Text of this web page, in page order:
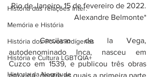
História das relações Inter.
Memória e História
História dos Povos Indígenas
História e Cultura LGBTQIA+
Historia da Negritude
Rio de Janeiro, 15 de fevereiro de 2022.
Alexandre Belmonte*
	Garcilaso de la Vega,
autodenominado Inca, nasceu em
Cuzco em 1539, e publicou três obras
em vida, dentre as quais a primeira parte